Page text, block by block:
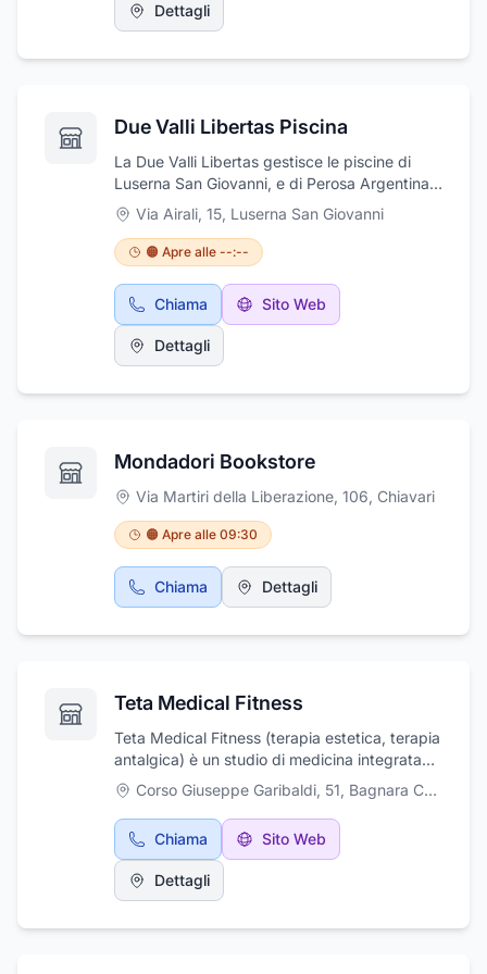
rinnovato, che porta a tavola le tradizioni della
raffinata in ogni piatto, dalla pizzeria ai menù
Dettagli
Due Valli Libertas Piscina
La Due Valli Libertas gestisce le piscine di
Luserna San Giovanni, e di Perosa Argentina,
in provincia di Torino. Presso le piscine è
possibile usufruire di vari servizi, quali corsi di
nuoto libero, nuoto per bambini e per adulti,
nuoto sincronizzato ed agonistico, corsi di
aquagym, corsi ginnastica pre-parto e corsi di
nuoto per anziani. Inoltre, nel periodo estivo è
attivo il "centro estivo" con corso di nuoto per
bambini dai 3 anni ai 14. Seguiteci sulle nostre
Giovanni e Piscina Due Valli Libertas.
Via Airali, 15, Luserna San Giovanni
🟠 Apre alle --:--
Chiama Sito Web
Dettagli
Mondadori Bookstore
Via Martiri della Liberazione, 106, Chiavari
🟠 Apre alle 09:30
Chiama Dettagli
Teta Medical Fitness
Teta Medical Fitness (terapia estetica, terapia
antalgica) è un studio di medicina integrata
che si trova a Bagnara Calabra in provincia di
Reggio Calabria. Il centro propone team di
chirurgia, medicina estetica (luce pulsata,
radiofrequenza, linfodrenaggio, trap terapia
vene varicose, peeling ecc.), dietologia, ecc.
La T.A. offre diversi servizi in ambito medico:
tecarterapia e altri servizi.
Corso Giuseppe Garibaldi, 51, Bagnara Calabra
Chiama Sito Web
Dettagli